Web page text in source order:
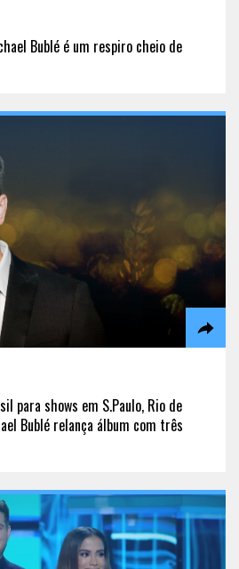
Bublé é um respiro cheio de
para shows em S.Paulo, Rio de
Bublé relança álbum com três